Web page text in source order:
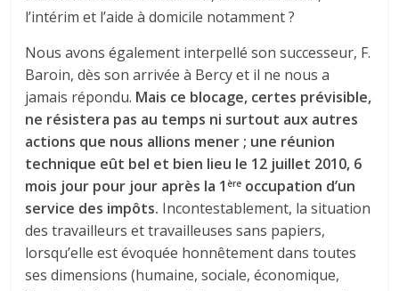
l’intérim et l’aide à domicile notamment ?
Nous avons également interpellé son successeur, F.
Baroin, dès son arrivée à Bercy et il ne nous a
jamais répondu. Mais ce blocage, certes prévisible,
ne résistera pas au temps ni surtout aux autres
actions que nous allions mener ; une réunion
technique eût bel et bien lieu le 12 juillet 2010, 6
mois jour pour jour après la 1ère occupation d’un
service des impôts. Incontestablement, la situation
des travailleurs et travailleuses sans papiers,
lorsqu’elle est évoquée honnêtement dans toutes
ses dimensions (humaine, sociale, économique,